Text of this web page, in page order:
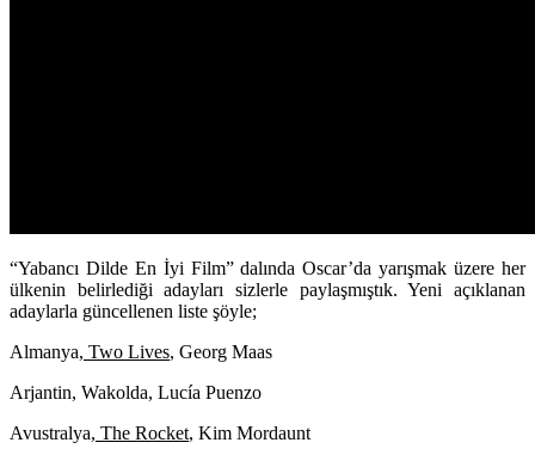
“Yabancı Dilde En İyi Film” dalında Oscar’da yarışmak üzere her
ülkenin belirlediği adayları sizlerle paylaşmıştık. Yeni açıklanan
adaylarla güncellenen liste şöyle;
Almanya, Two Lives, Georg Maas
Arjantin, Wakolda, Lucía Puenzo
Avustralya, The Rocket, Kim Mordaunt